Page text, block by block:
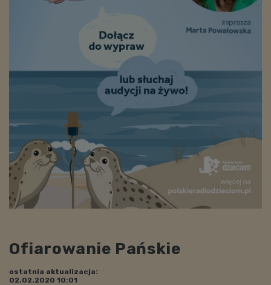
Ofiarowanie Pańskie
ostatnia aktualizacja:
02.02.2020 10:01